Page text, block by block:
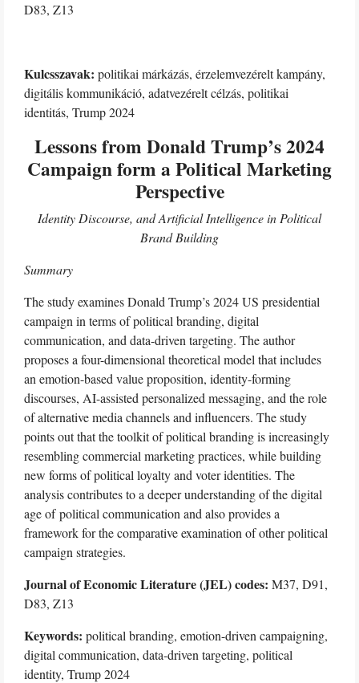
D83, Z13
Kulcsszavak: politikai márkázás, érzelemvezérelt kampány,
digitális kommunikáció, adatvezérelt célzás, politikai
identitás, Trump 2024
Lessons from Donald Trump’s 2024
Campaign form a Political Marketing
Perspective
Identity Discourse, andArtificial Intelligencein Political
Brand Building
Summary
The study examines Donald Trump’s 2024 US presidential
campaign in terms of political branding, digital
communication, and data-driven targeting. The author
proposes a four-dimensional theoretical model that includes
an emotion-based value proposition, identity-forming
discourses, AI-assisted personalized messaging, and the role
of alternative media channels and influencers. The study
points out that the toolkit of political branding is increasingly
resembling commercial marketing practices, while building
new forms of political loyalty and voter identities. The
analysis contributes to a deeper understanding of the digital
age of political communication and also provides a
framework for the comparative examination of other political
campaign strategies.
Journal of Economic Literature (JEL) codes: M37, D91,
D83, Z13
Keywords: political branding, emotion-driven campaigning,
digital communication, data-driven targeting, political
identity, Trump 2024